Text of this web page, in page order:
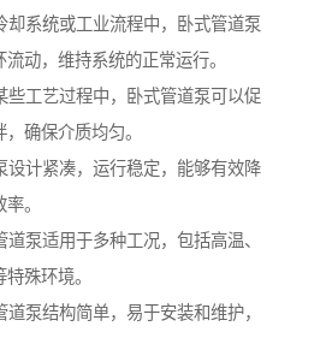
却系统或工业流程中，卧式管道泵
动，维持系统的正常运行。
些工艺过程中，卧式管道泵可以促
确保介质均匀。
设计紧凑，运行稳定，能够有效降
。
泵适用于多种工况，包括高温、
殊环境。
泵结构简单，易于安装和维护，